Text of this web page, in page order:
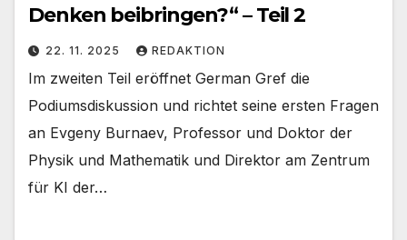
Denken beibringen?“ – Teil 2
22. 11. 2025 REDAKTION
Im zweiten Teil eröffnet German Gref die
Podiumsdiskussion und richtet seine ersten Fragen
an Evgeny Burnaev, Professor und Doktor der
Physik und Mathematik und Direktor am Zentrum
für KI der…